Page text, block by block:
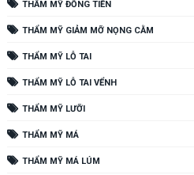
THẨM MỸ ĐỒNG TIỀN
THẨM MỸ GIẢM MỠ NỌNG CẰM
THẨM MỸ LỖ TAI
THẨM MỸ LỖ TAI VỂNH
THẨM MỸ LƯỠI
THẨM MỸ MÁ
THẨM MỸ MÁ LÚM